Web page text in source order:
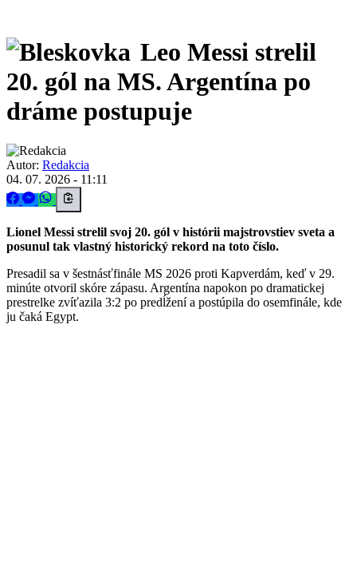
Leo Messi strelil
20. gól na MS. Argentína po
dráme postupuje
Autor: Redakcia
04. 07. 2026 - 11:11
Lionel Messi strelil svoj 20. gól v histórii majstrovstiev sveta a
posunul tak vlastný historický rekord na toto číslo.
Presadil sa v šestnásťfinále MS 2026 proti Kapverdám, keď v 29.
minúte otvoril skóre zápasu. Argentína napokon po dramatickej
prestrelke zvíťazila 3:2 po predĺžení a postúpila do osemfinále, kde
ju čaká Egypt.